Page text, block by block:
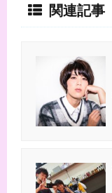
関連記事